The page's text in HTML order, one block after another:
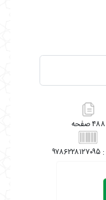
۴۸۸
۹۷۸۶۲۲۸۱۲۷۰۹۵